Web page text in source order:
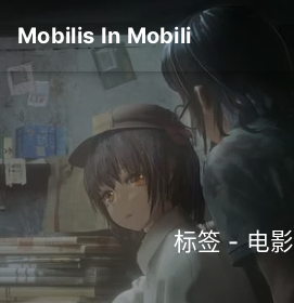
Mobilis In Mobili
归档
标签 关于
标签 - 电影